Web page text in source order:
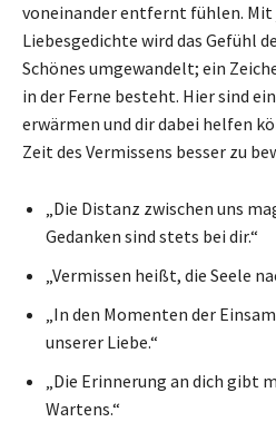
voneinander entfernt fühlen. Mit
Liebesgedichte wird das Gefühl
Schönes umgewandelt; ein
in der Ferne besteht. Hier sind
erwärmen und dir dabei helfen
Zeit des Vermissens besser zu
„Die Distanz zwischen uns
Gedanken sind stets bei dir.“
„Vermissen heißt, die Seele
„In den Momenten der
unserer Liebe.“
„Die Erinnerung an dich gibt
Wartens.“